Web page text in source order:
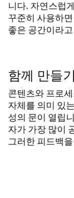
니다. 자연스럽
꾸준히 사용하
좋은 공간이라
함께 만들기
콘텐츠와 프로
자체를 의미 있
성의 문이 열립
자가 가장 많이
그러한 피드백